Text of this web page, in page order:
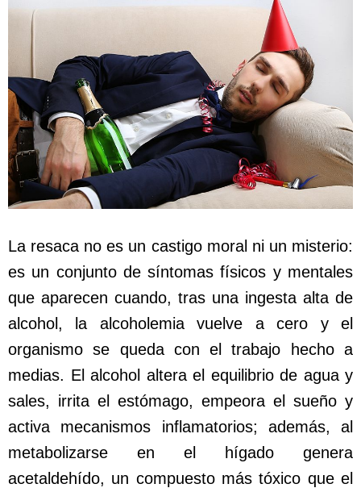
La resaca no es un castigo moral ni un misterio:
es un conjunto de síntomas físicos y mentales
que aparecen cuando, tras una ingesta alta de
alcohol, la alcoholemia vuelve a cero y el
organismo se queda con el trabajo hecho a
medias. El alcohol altera el equilibrio de agua y
sales, irrita el estómago, empeora el sueño y
activa mecanismos inflamatorios; además, al
metabolizarse en el hígado genera
acetaldehído, un compuesto más tóxico que el